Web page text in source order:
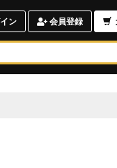
ン 会員登録